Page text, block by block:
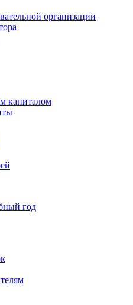
организации
капиталом
год